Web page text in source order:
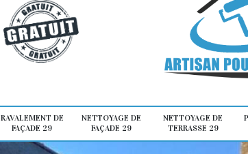
RAVALEMENT DE
FAÇADE 29
NETTOYAGE DE
FAÇADE 29
NETTOYAGE DE
TERRASSE 29